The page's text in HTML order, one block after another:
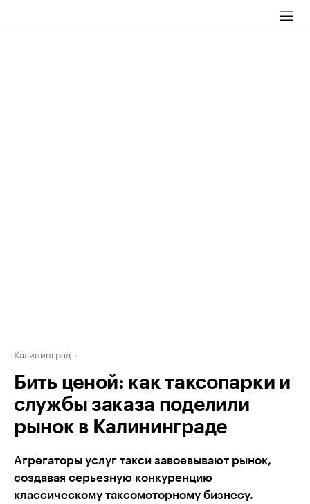
Калининград
Бить ценой: как таксопарки и
службы заказа поделили
рынок в Калининграде
Агрегаторы услуг такси завоевывают рынок,
создавая серьезную конкуренцию
классическому таксомоторному бизнесу.